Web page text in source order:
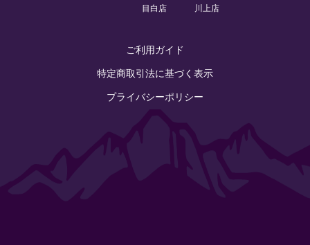
目白店 川上店
ご利用ガイド
特定商取引法に基づく表示
プライバシーポリシー